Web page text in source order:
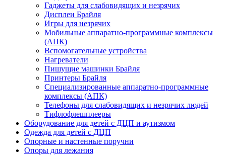
Гаджеты для слабовидящих и незрячих
Дисплеи Брайля
Игры для незрячих
Мобильные аппаратно-программные комплексы
(АПК)
Вспомогательные устройства
Нагреватели
Пишущие машинки Брайля
Принтеры Брайля
Специализированные аппаратно-программные
комплексы (АПК)
Телефоны для слабовидящих и незрячих людей
Тифлофлешплееры
Оборудование для детей с ДЦП и аутизмом
Одежда для детей с ДЦП
Опорные и настенные поручни
Опоры для лежания